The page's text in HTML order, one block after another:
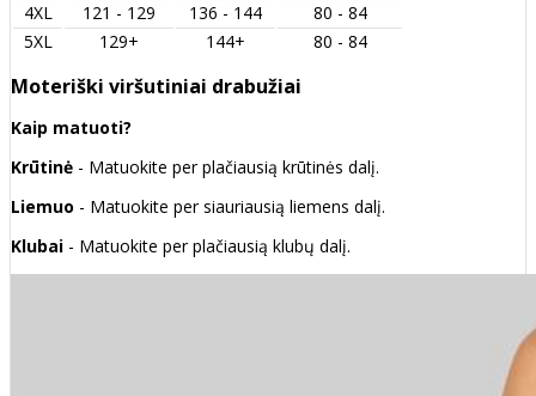
4XL
121 - 129 136 - 144
80 - 84
5XL
129+ 144+ 80 - 84
Moteriški viršutiniai drabužiai
Kaip matuoti?
Krūtinė - Matuokite per plačiausią krūtinės dalį.
Liemuo - Matuokite per siauriausią liemens dalį.
Klubai - Matuokite per plačiausią klubų dalį.